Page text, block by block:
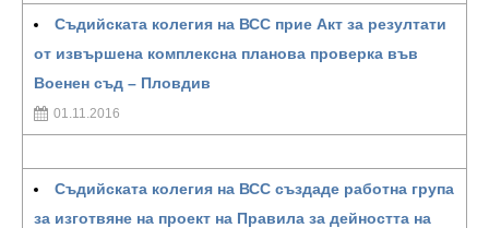
Съдийската колегия на ВСС прие Акт за резултати
от извършена комплексна планова проверка във
Военен съд – Пловдив
01.11.2016
Съдийската колегия на ВСС създаде работна група
за изготвяне на проект на Правила за дейността на